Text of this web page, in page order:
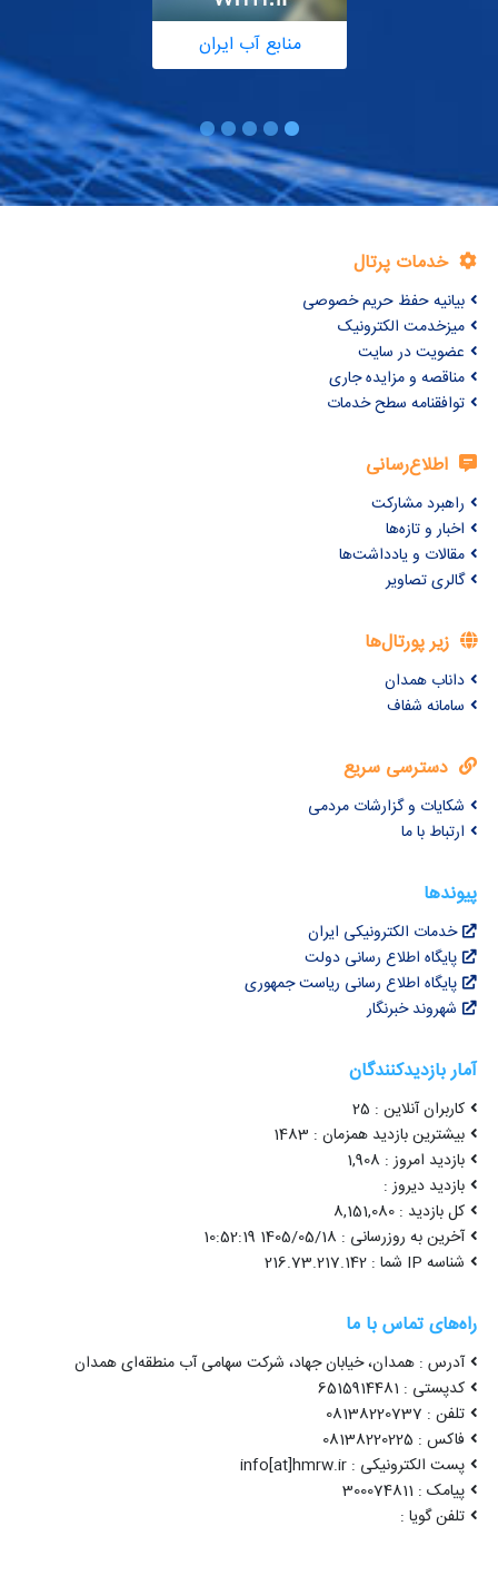
منابع آب ایران
خدمات پرتال
بیانیه حفظ حریم خصوصی
میزخدمت الکترونیک
عضویت در سایت
مناقصه و مزایده جاری
توافقنامه سطح خدمات
اطلاع‌رسانی
راهبرد مشارکت
اخبار و تازه‌ها
مقالات و یادداشت‌ها
گالری تصاویر
زیر پورتال‌ها
داناب همدان
سامانه شفاف
دسترسی سریع
شکایات و گزارشات مردمی
ارتباط با ما
پیوندها
خدمات الکترونیکی ایران
پایگاه اطلاع رسانی دولت
پایگاه اطلاع رسانی ریاست جمهوری
شهروند خبرنگار
آمار بازدیدکنندگان
کاربران آنلاین : 25
بیشترین بازدید همزمان : 1483
بازدید امروز : 1,908
بازدید دیروز :
کل بازدید : 8,151,080
آخرین به روزرسانی : 1405/05/18 10:52:19
شناسه IP شما : 216.73.217.142
راه‌های تماس با ما
آدرس : همدان، خیابان جهاد، شرکت سهامی آب منطقه‌ای همدان
کدپستی : 6515914481
تلفن : 08138220737
فاکس : 08138220225
پست الکترونیکی : info[at]hmrw.ir
پیامک : 300074811
تلفن گویا :